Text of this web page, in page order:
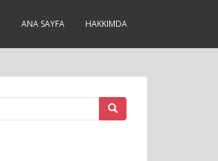
ANA SAYFA HAKKIMDA